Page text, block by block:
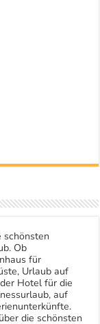
schönsten
Ob
für
Urlaub auf
Hotel für die
auf
die schönsten